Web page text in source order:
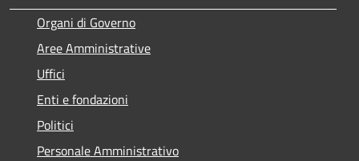
Organi di Governo
Aree Amministrative
Uffici
Enti e fondazioni
Politici
Personale Amministrativo